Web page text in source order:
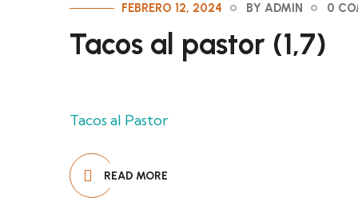
FEBRERO 12, 2024 BY ADMIN 0
Tacos al pastor (1,7)
Tacos al Pastor
READ MORE